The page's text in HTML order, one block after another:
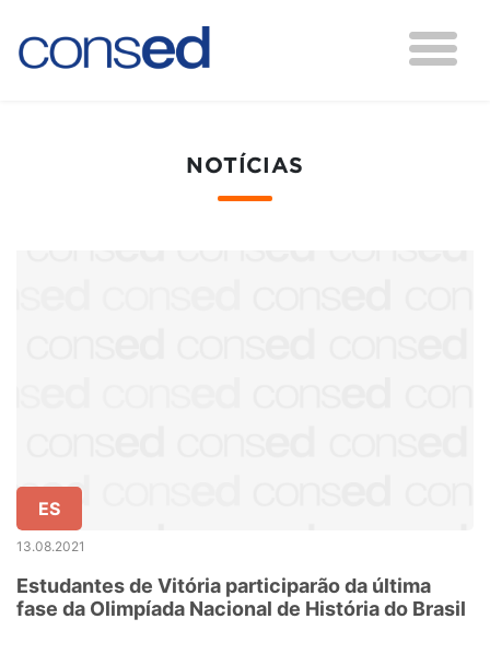
NOTÍCIAS
ES
13.08.2021
Estudantes de Vitória participarão da última
fase da Olimpíada Nacional de História do Brasil